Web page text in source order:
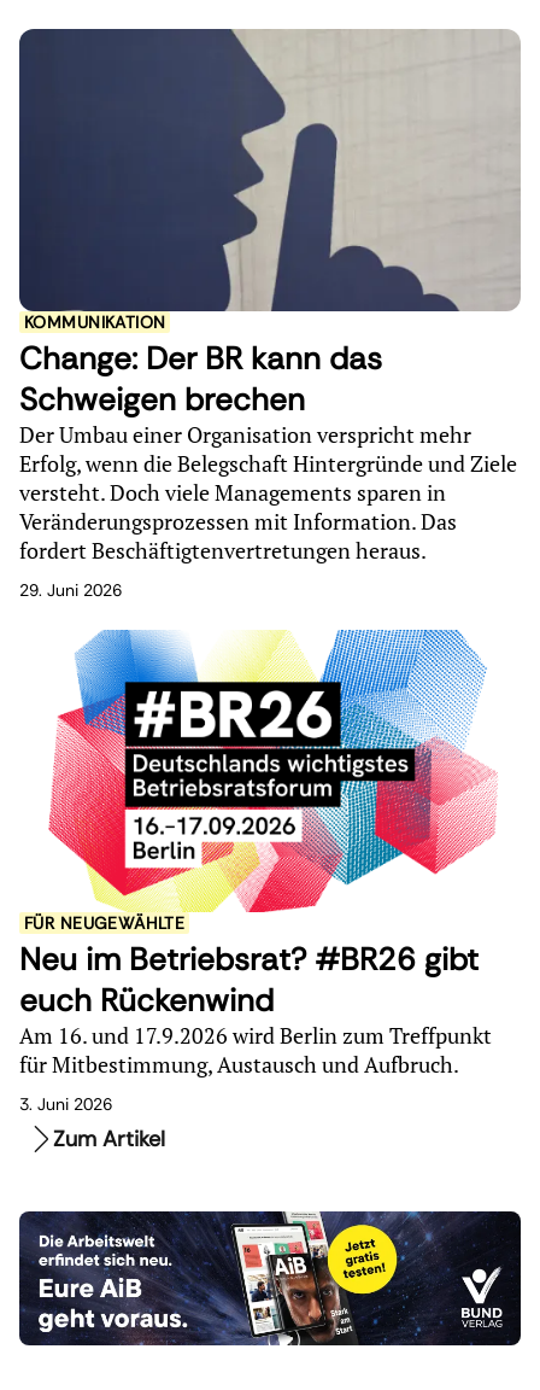
KOMMUNIKATION
Change: Der BR kann das
Schweigen brechen
Der Umbau einer Organisation verspricht mehr
Erfolg, wenn die Belegschaft Hintergründe und Ziele
versteht. Doch viele Managements sparen in
Veränderungsprozessen mit Information. Das
fordert Beschäftigtenvertretungen heraus.
29. Juni 2026
FÜR NEUGEWÄHLTE
Neu im Betriebsrat? #BR26 gibt
euch Rückenwind
Am 16. und 17.9.2026 wird Berlin zum Treffpunkt
für Mitbestimmung, Austausch und Aufbruch.
3. Juni 2026
Zum Artikel